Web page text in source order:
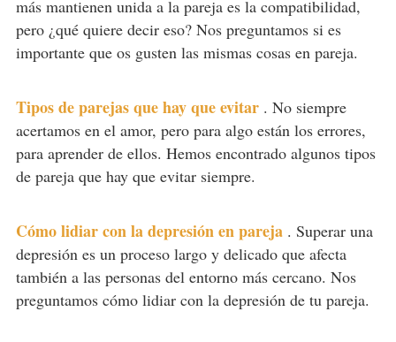
más mantienen unida a la pareja es la compatibilidad,
pero ¿qué quiere decir eso? Nos preguntamos si es
importante que os gusten las mismas cosas en pareja.
Tipos de parejas que hay que evitar . No siempre
acertamos en el amor, pero para algo están los errores,
para aprender de ellos. Hemos encontrado algunos tipos
de pareja que hay que evitar siempre.
Cómo lidiar con la depresión en pareja . Superar una
depresión es un proceso largo y delicado que afecta
también a las personas del entorno más cercano. Nos
preguntamos cómo lidiar con la depresión de tu pareja.